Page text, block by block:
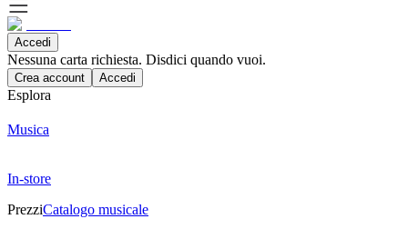
Accedi
Nessuna carta richiesta. Disdici quando vuoi.
Crea account Accedi
Esplora
Musica
In-store
PrezziCatalogo musicale